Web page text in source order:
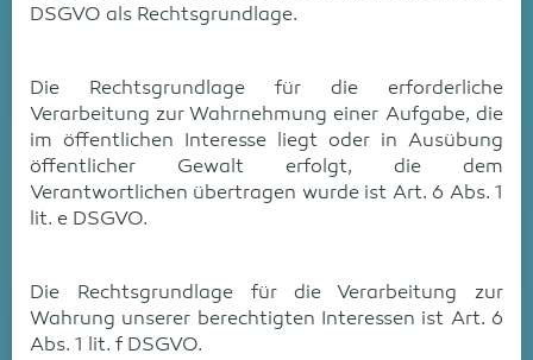
DSGVO als Rechtsgrundlage.
Die Rechtsgrundlage für die erforderliche
Verarbeitung zur Wahrnehmung einer Aufgabe, die
im öffentlichen Interesse liegt oder in Ausübung
öffentlicher Gewalt erfolgt, die dem
Verantwortlichen übertragen wurde ist Art. 6 Abs. 1
lit. e DSGVO.
Die Rechtsgrundlage für die Verarbeitung zur
Wahrung unserer berechtigten Interessen ist Art. 6
Abs. 1 lit. f DSGVO.